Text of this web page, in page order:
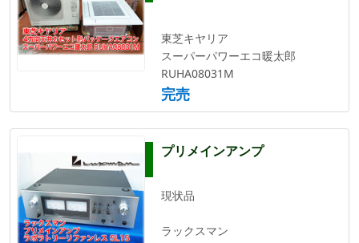
東芝キヤリア
スーパーパワーエコ暖太郎
RUHA08031M
完売
プリメインアンプ
現状品
ラックスマン